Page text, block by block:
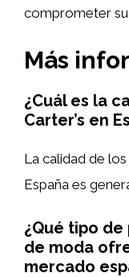
comprometer
Más
¿Cuál es la
Carter’s en
La calidad de
España es
¿Qué tipo
de moda
mercado